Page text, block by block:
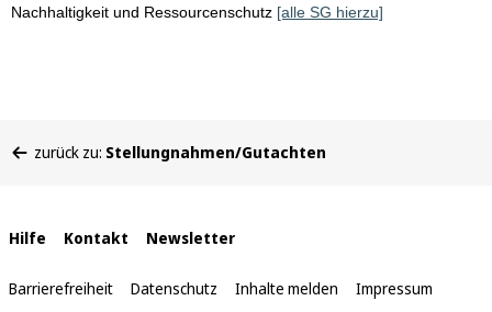
Nachhaltigkeit und Ressourcenschutz [alle SG hierzu]
befinden
zurück zu: Stellungnahmen/Gutachten
Interne
Links
Hilfe Kontakt Newsletter
Barrierefreiheit Datenschutz Inhalte melden Impressum